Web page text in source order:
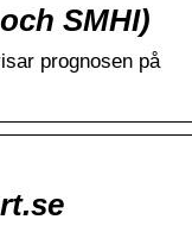
SMHI)
prognosen på